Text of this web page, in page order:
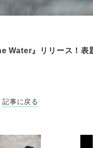
Water』リリース！
記事に戻る